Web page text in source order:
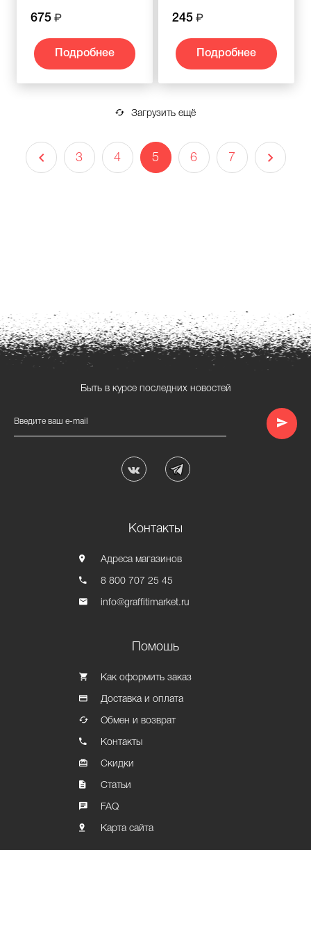
675
Подробнее
245
Подробнее
Загрузить ещё
3 4 5 6 7
Быть в курсе последних новостей
Введите ваш e-mail
Контакты
Адреса магазинов
8 800 707 25 45
info@graffitimarket.ru
Помошь
Как оформить заказ
Доставка и оплата
Обмен и возврат
Контакты
Скидки
Статьи
FAQ
Карта сайта